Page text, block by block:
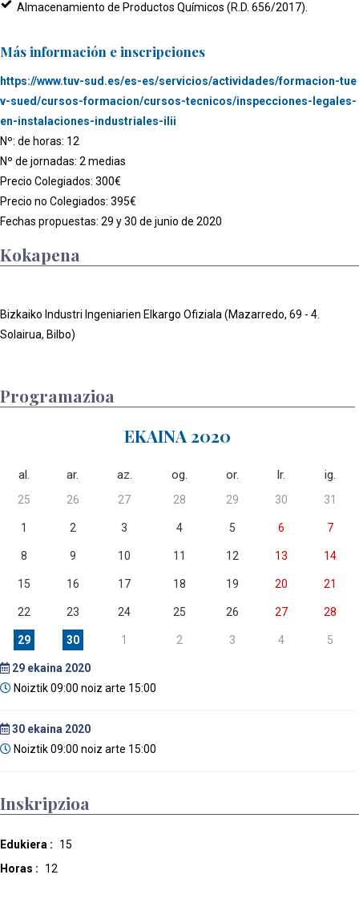
Almacenamiento de Productos Químicos (R.D. 656/2017).
Más información e inscripciones
https://www.tuv-sud.es/es-es/servicios/actividades/formacion-tue
v-sued/cursos-formacion/cursos-tecnicos/inspecciones-legales-
en-instalaciones-industriales-ilii
Nº: de horas: 12
Nº de jornadas: 2 medias
Precio Colegiados: 300€
Precio no Colegiados: 395€
Fechas propuestas: 29 y 30 de junio de 2020
Kokapena
Bizkaiko Industri Ingeniarien Elkargo Ofiziala (Mazarredo, 69 - 4.
Solairua, Bilbo)
Programazioa
EKAINA 2020
al. ar. az. og. or. lr. ig.
25 26 27 28 29 30 31
1 2 3 4 5 6 7
8 9 10 11 12 13 14
15 16 17 18 19 20 21
22 23 24 25 26 27 28
29 30 1 2 3 4 5
29 ekaina 2020
Noiztik 09:00 noiz arte 15:00
30 ekaina 2020
Noiztik 09:00 noiz arte 15:00
Inskripzioa
Edukiera :
15
Horas :
12